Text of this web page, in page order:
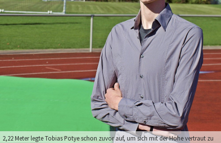
2,22 Meter legte Tobias Potye schon zuvor auf, um sich mit der Höhe vertraut zu